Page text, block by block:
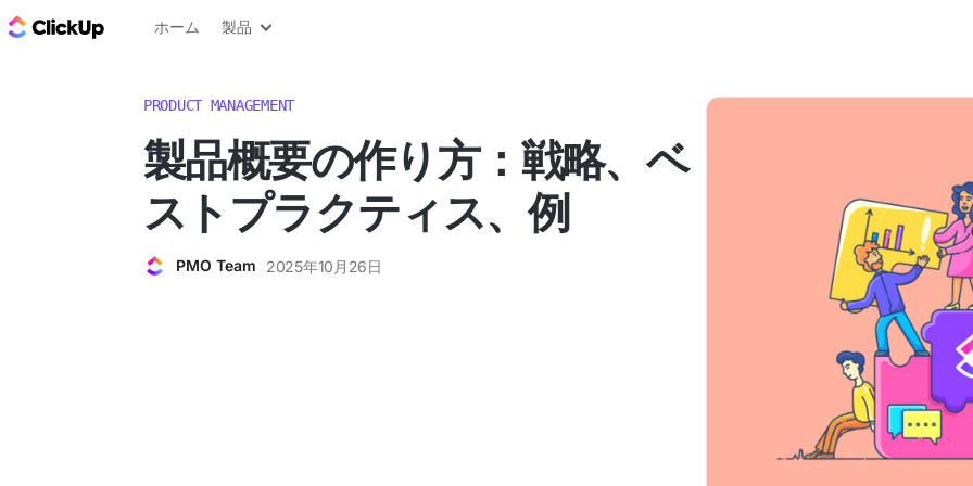
ClickUp ブログ
ホーム 製品
PRODUCT MANAGEMENT
製品概要の作り方：戦略、ベ
ストプラクティス、例
PMO Team 2025年10月26日